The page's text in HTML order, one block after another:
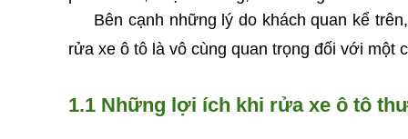
Bên cạnh những lý do khách quan kể
rửa xe ô tô là vô cùng quan trọng đối với
1.1 Những lợi ích khi rửa xe ô tô